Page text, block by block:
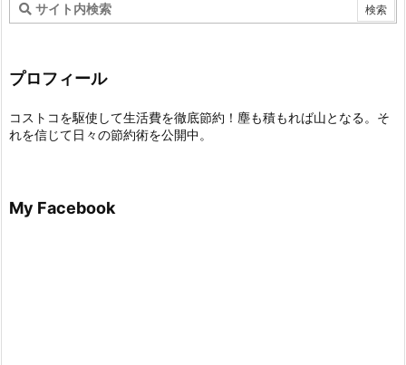
プロフィール
コストコを駆使して生活費を徹底節約！塵も積もれば山となる。そ
れを信じて日々の節約術を公開中。
My Facebook